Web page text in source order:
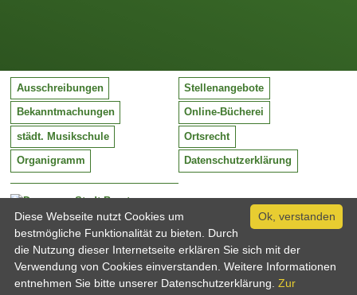
Stadt Barntrup
Mittelstraße 38
32683 Barntrup
Tel:
Email:
05263 / 409-0
info@barntrup.de
Ausschreibungen Stellenangebote
Bekanntmachungen Online-Bücherei
städt. Musikschule Ortsrecht
Organigramm Datenschutzerklärung
Ok, verstanden
Diese Webseite nutzt Cookies um
bestmögliche Funktionalität zu bieten. Durch
die Nutzung dieser Internetseite erklären Sie sich mit der
Verwendung von Cookies einverstanden. Weitere Informationen
entnehmen Sie bitte unserer Datenschutzerklärung. Zur